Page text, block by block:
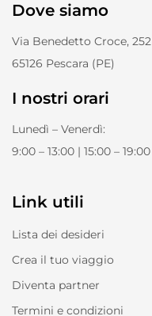
Dove siamo
Via Benedetto Croce, 252
65126 Pescara (PE)
I nostri orari
Lunedì – Venerdì:
9:00 – 13:00 | 15:00 – 19:00
Link utili
Lista dei desideri
Crea il tuo viaggio
Diventa partner
Termini e condizioni